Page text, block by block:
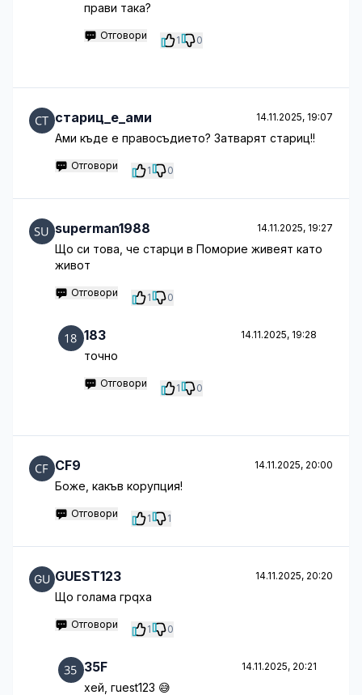
прави така?
Отговори 1 0
стариц_е_ами 14.11.2025, 19:07
Ами къде е правосъдието? Затварят стариц!!
Отговори 1 0
superman1988 14.11.2025, 19:27
Що си това, че старци в Поморие живеят като
живот
Отговори 1 0
183 14.11.2025, 19:28
точно
Отговори 1 0
CF9 14.11.2025, 20:00
Боже, какъв корупция!
Отговори 1 1
GUEST123 14.11.2025, 20:20
Що голама грqха
Отговори 1 0
35F 14.11.2025, 20:21
хей, гuest123 😅